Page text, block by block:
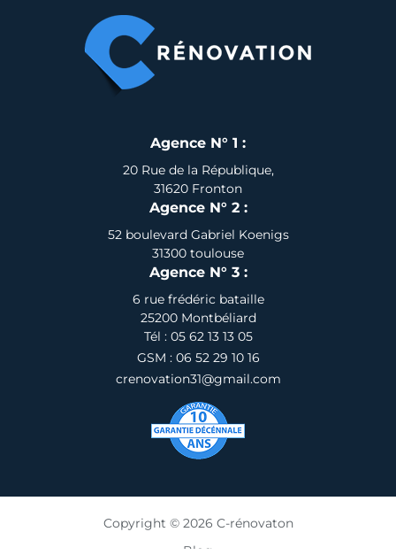
Agence N° 1 :
20 Rue de la République,
31620 Fronton
Agence N° 2 :
52 boulevard Gabriel Koenigs
31300 toulouse
Agence N° 3 :
6 rue frédéric bataille
25200 Montbéliard
Tél : 05 62 13 13 05
GSM : 06 52 29 10 16
crenovation31@gmail.com
Copyright © 2026 C-rénovaton
Blog